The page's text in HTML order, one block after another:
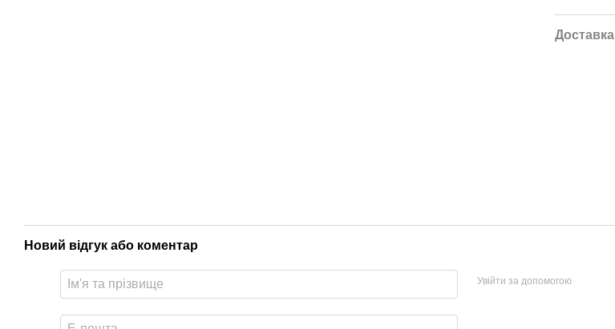
Доставка
Новий відгук або коментар
Увійти за допомогою